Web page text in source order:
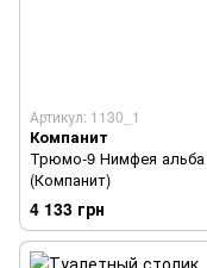
Артикул: 1130_1
Компанит
Трюмо-9 Нимфея альба
(Компанит)
4 133 грн